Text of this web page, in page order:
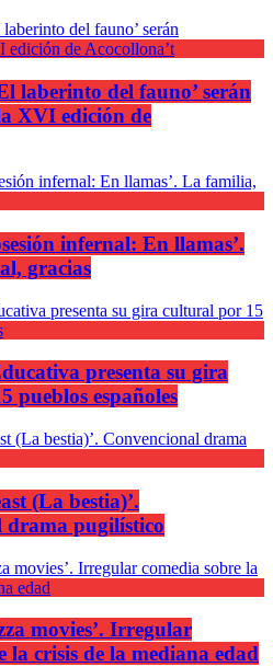
laberinto del fauno’ serán
XVI edición de
infernal: En llamas’.
gracias
presenta su gira
pueblos españoles
(La bestia)’.
drama pugilístico
movies’. Irregular
la crisis de la mediana edad